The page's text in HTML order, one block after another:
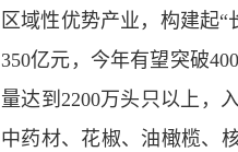
区域性优势产业，构建起
350亿元，今年有望突破
量达到2200万头只以上，
中药材、花椒、油橄榄、